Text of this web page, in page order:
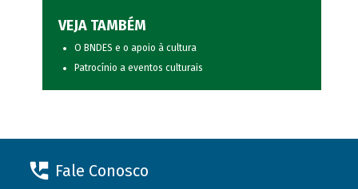
VEJA TAMBÉM
O BNDES e o apoio à cultura
Patrocínio a eventos culturais
Fale Conosco